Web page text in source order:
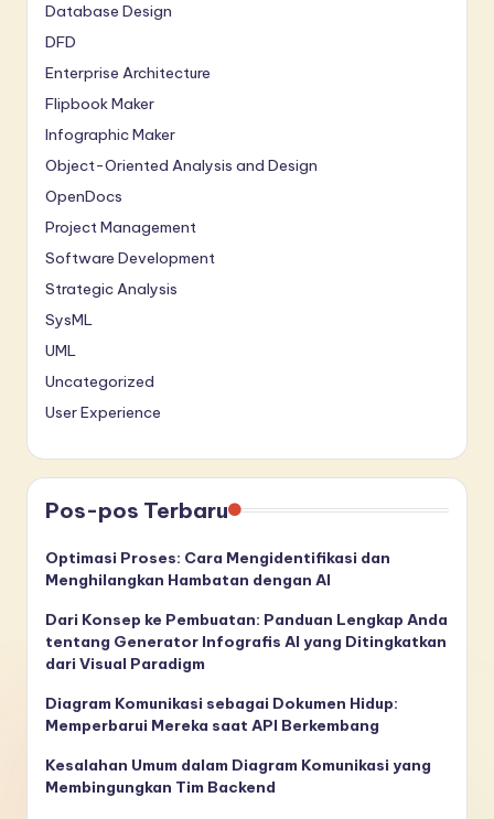
Database Design
DFD
Enterprise Architecture
Flipbook Maker
Infographic Maker
Object-Oriented Analysis and Design
OpenDocs
Project Management
Software Development
Strategic Analysis
SysML
UML
Uncategorized
User Experience
Pos-pos Terbaru
Optimasi Proses: Cara Mengidentifikasi dan
Menghilangkan Hambatan dengan AI
Dari Konsep ke Pembuatan: Panduan Lengkap Anda
tentang Generator Infografis AI yang Ditingkatkan
dari Visual Paradigm
Diagram Komunikasi sebagai Dokumen Hidup:
Memperbarui Mereka saat API Berkembang
Kesalahan Umum dalam Diagram Komunikasi yang
Membingungkan Tim Backend